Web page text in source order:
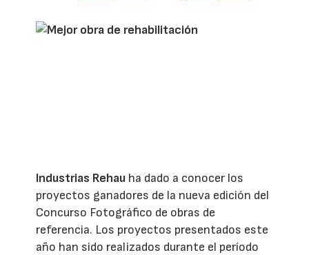
Industrias Rehau ha dado a conocer los
proyectos ganadores de la nueva edición del
Concurso Fotográfico de obras de
referencia. Los proyectos presentados este
año han sido realizados durante el período